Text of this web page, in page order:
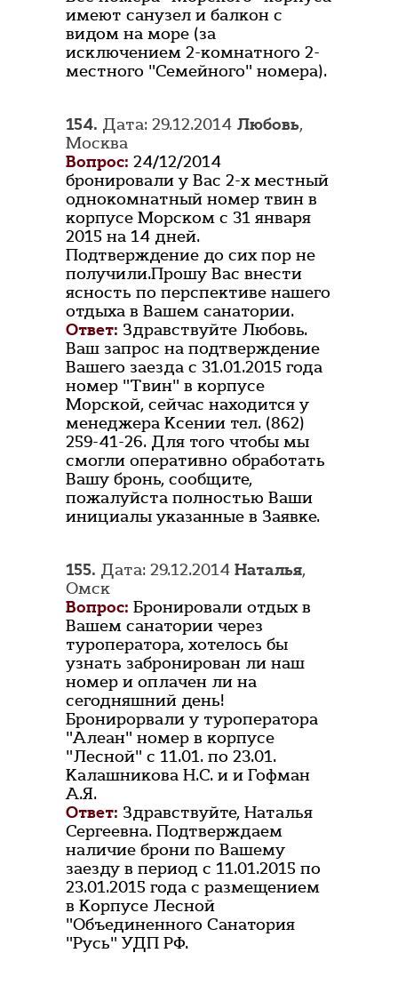
имеют санузел и балкон с
видом на море (за
исключением 2-комнатного 2-
местного "Семейного" номера).
154. Дата: 29.12.2014 Любовь,
Москва
Вопрос: 24/12/2014
бронировали у Вас 2-х местный
однокомнатный номер твин в
корпусе Морском с 31 января
2015 на 14 дней.
Подтверждение до сих пор не
получили.Прошу Вас внести
ясность по перспективе нашего
отдыха в Вашем санатории.
Ответ: Здравствуйте Любовь.
Ваш запрос на подтверждение
Вашего заезда с 31.01.2015 года
номер "Твин" в корпусе
Морской, сейчас находится у
менеджера Ксении тел. (862)
259-41-26. Для того чтобы мы
смогли оперативно обработать
Вашу бронь, сообщите,
пожалуйста полностью Ваши
инициалы указанные в Заявке.
155. Дата: 29.12.2014 Наталья,
Омск
Вопрос: Бронировали отдых в
Вашем санатории через
туроператора, хотелось бы
узнать забронирован ли наш
номер и оплачен ли на
сегодняшний день!
Бронирорвали у туроператора
"Алеан" номер в корпусе
"Лесной" с 11.01. по 23.01.
Калашникова Н.С. и и Гофман
А.Я.
Ответ: Здравствуйте, Наталья
Сергеевна. Подтверждаем
наличие брони по Вашему
заезду в период с 11.01.2015 по
23.01.2015 года с размещением
в Корпусе Лесной
"Объединенного Санатория
"Русь" УДП РФ.